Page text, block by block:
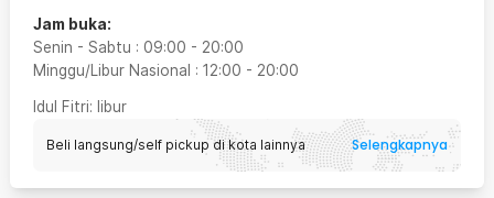
Jam buka:
Senin - Sabtu : 09:00 - 20:00
Minggu/Libur Nasional : 12:00 - 20:00
Idul Fitri: libur
Beli langsung/self pickup di kota lainnya Selengkapnya